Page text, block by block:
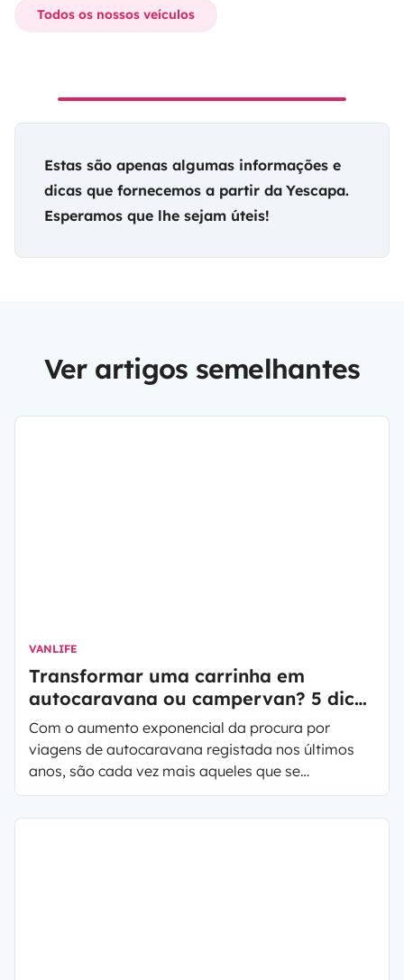
Todos os nossos veículos
Estas são apenas algumas informações e
dicas que fornecemos a partir da Yescapa.
Esperamos que lhe sejam úteis!
Ver artigos semelhantes
VANLIFE
Transformar uma carrinha em
autocaravana ou campervan? 5 dicas
antes de começar
Com o aumento exponencial da procura por
viagens de autocaravana registada nos últimos
anos, são cada vez mais aqueles que se
familiarizam com a ideia de comprar um veículo
de lazer, sendo que muitos são até incentivados a